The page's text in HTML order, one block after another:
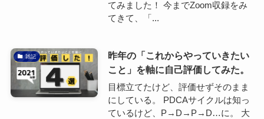
てみました！ 今までZoom収録をみ
てきて、「...
雑記
昨年の「これからやっていきたい
こと」を軸に自己評価してみた。
目標立てたけど、評価せずそのまま
にしている。 PDCAサイクルは知っ
ているけど、P→D→P→D…に。 大